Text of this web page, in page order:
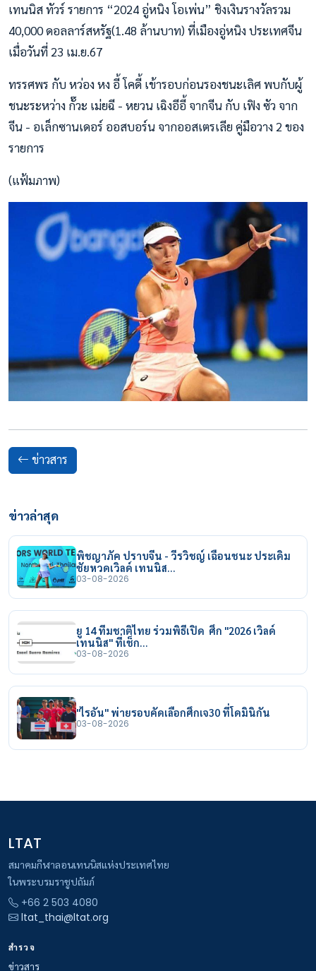
เทนนิส ทัวร์ รายการ “2024 อู่หนิง โอเพ่น” ชิงเงินรางวัลรวม
40,000 ดอลลาร์สหรัฐ(1.48 ล้านบาท) ที่เมืองอู่หนิง ประเทศจีน
เมื่อวันที่ 23 เม.ย.67
ทรรศพร กับ หว่อง หง อี้ โคดี้ เข้ารอบก่อนรองชนะเลิศ พบกับผู้
ชนะระหว่าง กั๊วะ เม่ยฉี - หยวน เฉิงอีอี้ จากจีน กับ เฟิง ซัว จาก
จีน - อเล็กซานเดอร์ ออสบอร์น จากออสเตรเลีย คู่มือวาง 2 ของ
รายการ
(แฟ้มภาพ)
ข่าวสาร
ข่าวล่าสุด
พิชญาภัค ปราบจีน - วีรวิชญ์ เฉือนชนะ ประเดิม
ชัยหวดเวิลด์ เทนนิส…
03-08-2026
ยู 14 ทีมชาติไทย ร่วมพิธีเปิด ศึก "2026 เวิลด์
เทนนิส" ที่เช็ก…
03-08-2026
"ไรอัน" พ่ายรอบคัดเลือกศึกเจ30 ที่โดมินิกัน
03-08-2026
LTAT
สมาคมกีฬาลอนเทนนิสแห่งประเทศไทย
ในพระบรมราชูปถัมภ์
+66 2 503 4080
ltat_thai@ltat.org
สำรวจ
ข่าวสาร